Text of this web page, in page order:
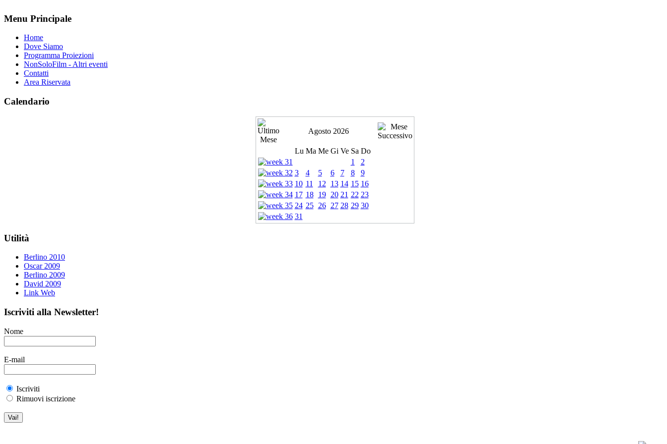
Menu Principale
Home
Dove Siamo
Programma Proiezioni
NonSoloFilm - Altri eventi
Contatti
Area Riservata
Calendario
Agosto 2026
Lu Ma Me Gi Ve Sa Do
1
2
3
4 5 6 7 8
9
10 11 12 13 14 15 16
17 18 19 20 21 22 23
24 25 26 27 28 29 30
31
Utilità
Berlino 2010
Oscar 2009
Berlino 2009
David 2009
Link Web
Iscriviti alla Newsletter!
Nome
E-mail
Iscriviti
Rimuovi iscrizione